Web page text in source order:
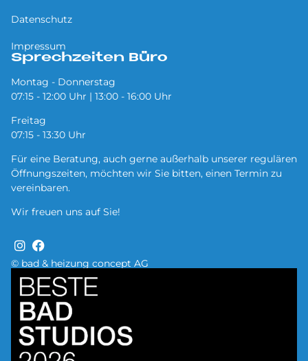
© bad & heizung concept AG
Datenschutz
Impressum
Sprechzeiten Büro
Montag - Donnerstag
07:15 - 12:00 Uhr | 13:00 - 16:00 Uhr
Freitag
07:15 - 13:30 Uhr
Für eine Beratung, auch gerne außerhalb unserer regulären
Öffnungszeiten, möchten wir Sie bitten, einen Termin zu
vereinbaren.
Wir freuen uns auf Sie!